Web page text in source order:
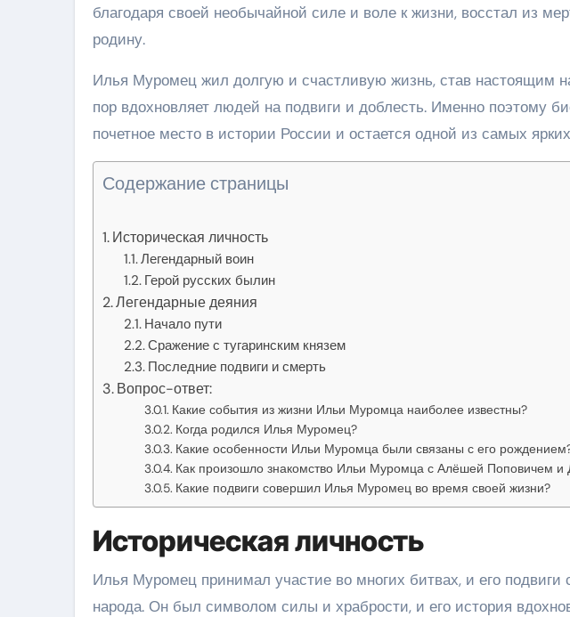
благодаря своей необычайной силе и воле к жизни, восстал из
родину.
Илья Муромец жил долгую и счастливую жизнь, став настоящим
пор вдохновляет людей на подвиги и доблесть. Именно поэтому
почетное место в истории России и остается одной из самых
Содержание страницы
Историческая личность
Легендарный воин
Герой русских былин
Легендарные деяния
Начало пути
Сражение с тугаринским князем
Последние подвиги и смерть
Вопрос-ответ:
Какие события из жизни Ильи Муромца наиболее известны?
Когда родился Илья Муромец?
Какие особенности Ильи Муромца были связаны с его
Как произошло знакомство Ильи Муромца с Алёшей Поповичем и
Какие подвиги совершил Илья Муромец во время своей жизни?
Историческая личность
Илья Муромец принимал участие во многих битвах, и его подвиги
народа. Он был символом силы и храбрости, и его история